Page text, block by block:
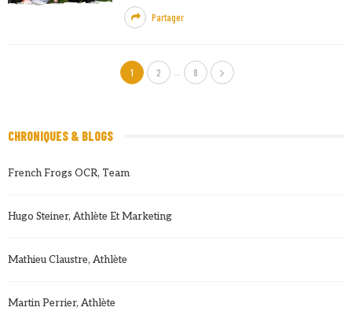
Partager
1 2 8
CHRONIQUES & BLOGS
French Frogs OCR, Team
Hugo Steiner, Athlète Et Marketing
Mathieu Claustre, Athlète
Martin Perrier, Athlète